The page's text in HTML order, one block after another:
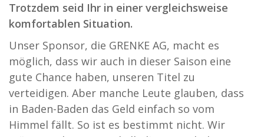
Trotzdem seid Ihr in einer vergleichsweise
komfortablen Situation.
Unser Sponsor, die GRENKE AG, macht es
möglich, dass wir auch in dieser Saison eine
gute Chance haben, unseren Titel zu
verteidigen. Aber manche Leute glauben, dass
in Baden-Baden das Geld einfach so vom
Himmel fällt. So ist es bestimmt nicht. Wir